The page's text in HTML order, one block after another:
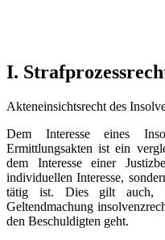
I.
Akteneinsichtsrecht des
Dem Interesse eines
Ermittlungsakten ist ein
dem Interesse einer
individuellen Interesse,
tätig ist. Dies gilt auch,
Geltendmachung
den Beschuldigten geht.